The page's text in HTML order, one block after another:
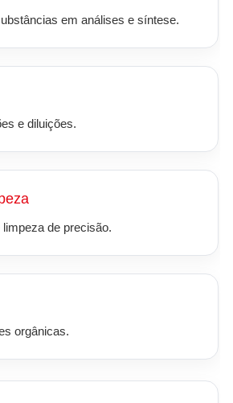
em análises e síntese.
e diluições.
de precisão.
orgânicas.